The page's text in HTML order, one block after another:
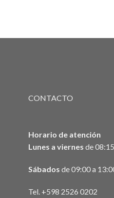
CONTACTO
Horario de atención
Lunes a viernes de
Sábados de 09:00 a
Tel. +598 2526 0202